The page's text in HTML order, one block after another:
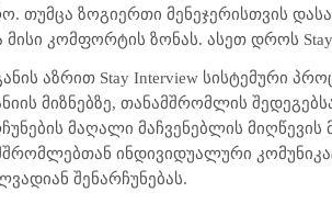
თუმცა ზოგიერთი მენეჯერისთვის
მისი კომფორტის ზონას. ასეთ დროს
აზრით Stay Interview სისტემური
მიზნებზე, თანამშრომლის
მაღალი მაჩვენებლის მიღწევის
ინდივიდუალური
შენარჩუნებას.